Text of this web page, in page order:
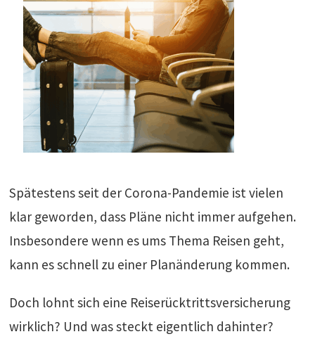
Spätestens seit der Corona-Pandemie ist vielen
klar geworden, dass Pläne nicht immer aufgehen.
Insbesondere wenn es ums Thema Reisen geht,
kann es schnell zu einer Planänderung kommen.
Doch lohnt sich eine Reiserücktrittsversicherung
wirklich? Und was steckt eigentlich dahinter?